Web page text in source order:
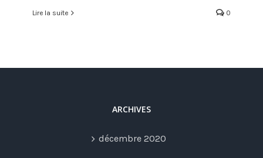
Lire la suite 0
ARCHIVES
décembre 2020